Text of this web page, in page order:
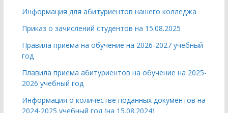
Информация для абитуриентов нашего колледжа
Приказ о зачислений студентов на 15.08.2025
Правила приема на обучение на 2026-2027 учебный
год
Плавила приема абитуриентов на обучение на 2025-
2026 учебный год
Информация о количестве поданных документов на
2024-2025 учебный год (на 15.08.2024)